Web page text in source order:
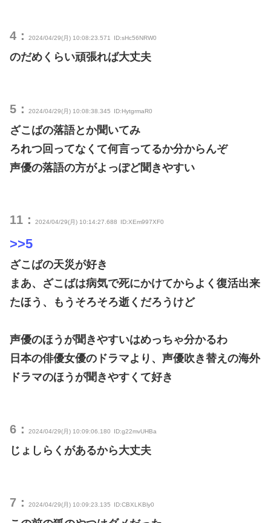
4： 2024/04/29(月) 10:08:23.571 ID:sHc56NRW0
のだめくらい頑張れば大丈夫
5： 2024/04/29(月) 10:08:38.345 ID:HytgrmaR0
ざこばの落語とか聞いてみ
ろれつ回ってなくて何言ってるか分からんぞ
声優の落語の方がよっぽど聞きやすい
11： 2024/04/29(月) 10:14:27.688 ID:XEm997XF0
>>5
ざこばの天災が好き
まあ、ざこばは病気で死にかけてからよく復活出来
たほう、もうそろそろ逝くだろうけど
声優のほうが聞きやすいはめっちゃ分かるわ
日本の俳優女優のドラマより、声優吹き替えの海外
ドラマのほうが聞きやすくて好き
6： 2024/04/29(月) 10:09:06.180 ID:g22mvUHBa
じょしらくがあるから大丈夫
7： 2024/04/29(月) 10:09:23.135 ID:CBXLKBly0